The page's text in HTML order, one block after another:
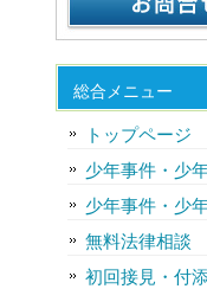
総合メニュー
トップページ
少年事件・少
少年事件・少
無料法律相談
初回接見・付